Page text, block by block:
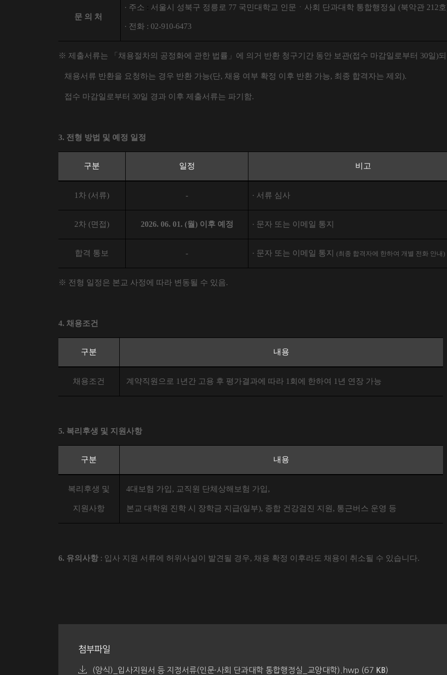
문 의 처
· 주소 서울시 성북구 정릉로 77 국민대학교 인문ㆍ사회 단과대학 통합행정실 (북악관 212호
· 전화 : 02-910-6473
※ 제출서류는 「 채용절차의 공정화에 관한 법률 」 에 의거 반환 청구기간 동안 보관(접수 마감일로부터 30일 )
채용서류 반환을 요청하는 경우 반환 가능(단, 채용 여부 확정 이후 반환 가능, 최종 합격자는 제외 ).
접수 마감일로부터 30일 경과 이후 제출서류는 파기함.
3. 전형 방법 및 예정 일정
구분 일정 비고
1 차 (서류) - · 서류 심사
2차 (면접) 2026. 06. 01. (월) 이후 예정 · 문자 또는 이메일 통지
합격 통보 - · 문자 또는 이메일 통지 (최종 합격자에 한하여 개별 전화 안내)
※ 전형 일정은 본교 사정에 따라 변동될 수 있음.
4. 채용조건
구분 내용
채용조건 계약직원으로 1 년간 고용 후 평가결과에 따라 1 회에 한하여 1 년 연장 가능
5. 복리후생 및 지원사항
구분 내용
복리후생 및
지원사항
4대보험 가입, 교직원 단체상해보험 가입,
본교 대학원 진학 시 장학금 지급(일부), 종합 건강검진 지원 , 통근버스 운영 등
6. 유의사항 : 입사 지원 서류에 허위사실이 발견될 경우, 채용 확정 이후라도 채용이 취소될 수 있습니다.
첨부파일
(양식)_입사지원서 등 지정서류(인문·사회 단과대학 통합행정실_교양대학).hwp (67 KB)